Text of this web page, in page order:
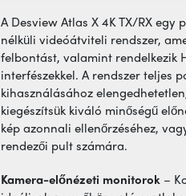
A Desview Atlas X 4K TX/RX egy
nélküli videóátviteli rendszer,
felbontást, valamint rendelkezik
interfészekkel. A rendszer teljes
kihasználásához
kiegészítsük kiváló minőségű
kép azonnali ellenőrzéséhez,
rendezői pult számára.
Kamera-előnézeti monitorok –